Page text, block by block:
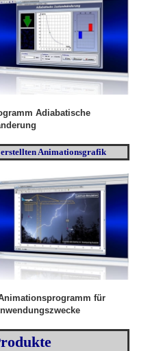
Adiabatische
Animationsgrafik
für